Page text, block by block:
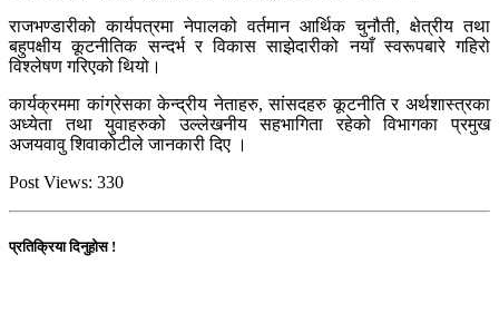
राजभण्डारीको कार्यपत्रमा नेपालको वर्तमान आर्थिक चुनौती, क्षेत्रीय तथा
बहुपक्षीय कूटनीतिक सन्दर्भ र विकास साझेदारीको नयाँ स्वरूपबारे गहिरो
विश्लेषण गरिएको थियो।
कार्यक्रममा कांग्रेसका केन्द्रीय नेताहरु, सांसदहरु कूटनीति र अर्थशास्त्रका
अध्येता तथा युवाहरुको उल्लेखनीय सहभागिता रहेको विभागका प्रमुख
अजयवावु शिवाकोटीले जानकारी दिए ।
Post Views: 330
प्रतिक्रिया दिनुहोस !